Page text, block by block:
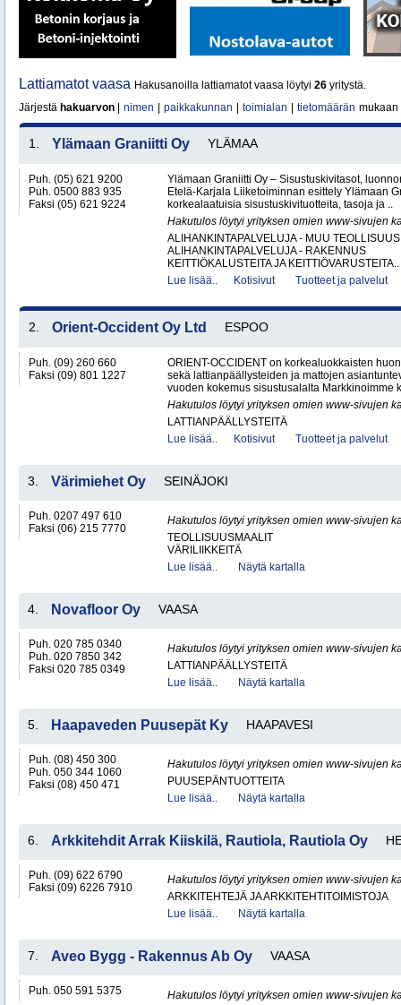
Lattiamatot vaasa Hakusanoilla lattiamatot vaasa löytyi 26 yritystä.
Järjestä hakuarvon nimen paikkakunnan toimialan tietomäärän mukaan
1. Ylämaan Graniitti Oy YLÄMAA
Puh. (05) 621 9200
Puh. 0500 883 935
Faksi (05) 621 9224
Ylämaan Graniitti Oy – Sisustuskivitasot,
Etelä-Karjala Liiketoiminnan esittely Ylämaan
korkealaatuisia sisustuskivituotteita, tasoja ja ..
Hakutulos löytyi yrityksen omien www-sivujen
ALIHANKINTAPALVELUJA - MUU TEOLLISUUS
ALIHANKINTAPALVELUJA - RAKENNUS
KEITTIÖKALUSTEITA JA KEITTIÖVARUSTEITA..
Lue lisää..
Kotisivut Tuotteet ja palvelut
2. Orient-Occident Oy Ltd ESPOO
Puh. (09) 260 660
Faksi (09) 801 1227
ORIENT-OCCIDENT on korkealuokkaisten
sekä lattianpäällysteiden ja mattojen
vuoden kokemus sisustusalalta Markkinoimme
Hakutulos löytyi yrityksen omien www-sivujen
LATTIANPÄÄLLYSTEITÄ
Lue lisää..
Kotisivut Tuotteet ja palvelut
3. Värimiehet Oy SEINÄJOKI
Puh. 0207 497 610
Faksi (06) 215 7770
Hakutulos löytyi yrityksen omien www-sivujen
TEOLLISUUSMAALIT
VÄRILIIKKEITÄ
Lue lisää..
Näytä kartalla
4. Novafloor Oy VAASA
Puh. 020 785 0340
Puh. 020 7850 342
Faksi 020 785 0349
Hakutulos löytyi yrityksen omien www-sivujen
LATTIANPÄÄLLYSTEITÄ
Lue lisää..
Näytä kartalla
5. Haapaveden Puusepät Ky HAAPAVESI
Puh. (08) 450 300
Puh. 050 344 1060
Faksi (08) 450 471
Hakutulos löytyi yrityksen omien www-sivujen
PUUSEPÄNTUOTTEITA
Lue lisää..
Näytä kartalla
6. Arkkitehdit Arrak Kiiskilä, Rautiola, Rautiola Oy
Puh. (09) 622 6790
Faksi (09) 6226 7910
Hakutulos löytyi yrityksen omien www-sivujen
ARKKITEHTEJÄ JA ARKKITEHTITOIMISTOJA
Lue lisää..
Näytä kartalla
7. Aveo Bygg - Rakennus Ab Oy VAASA
Puh. 050 591 5375
Hakutulos löytyi yrityksen omien www-sivujen